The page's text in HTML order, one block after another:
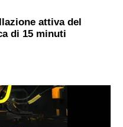
attiva del
di 15 minuti